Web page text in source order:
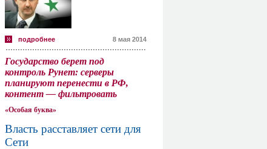
подробнее 8 мая 2014
Государство берет под
контроль Рунет: серверы
планируют перенести в РФ,
контент — фильтровать
«Особая буква»
Власть расставляет сети для
Сети